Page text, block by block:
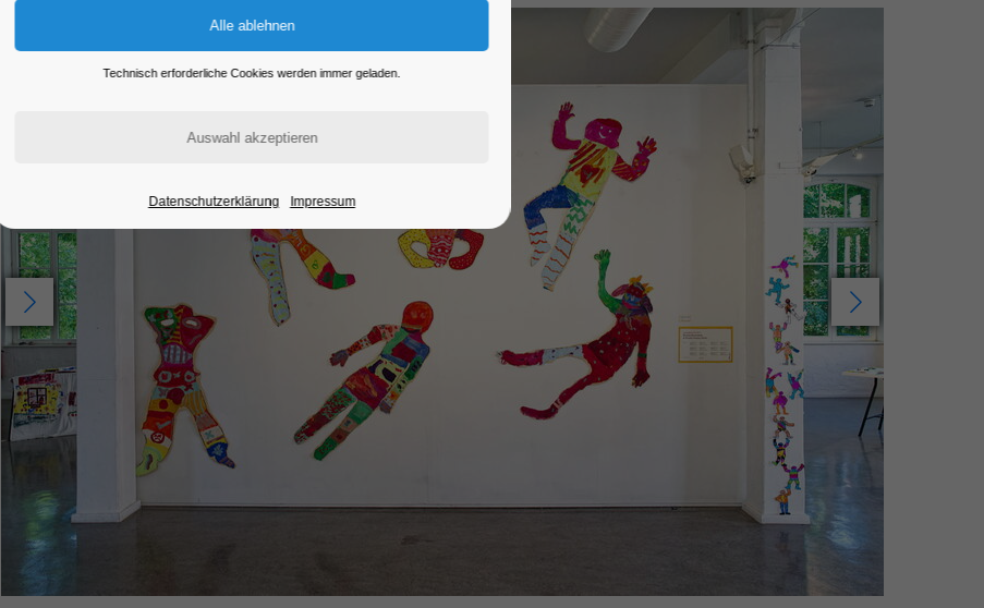
Technisch erforderliche Cookies werden immer geladen.
Datenschutzerklärung Impressum